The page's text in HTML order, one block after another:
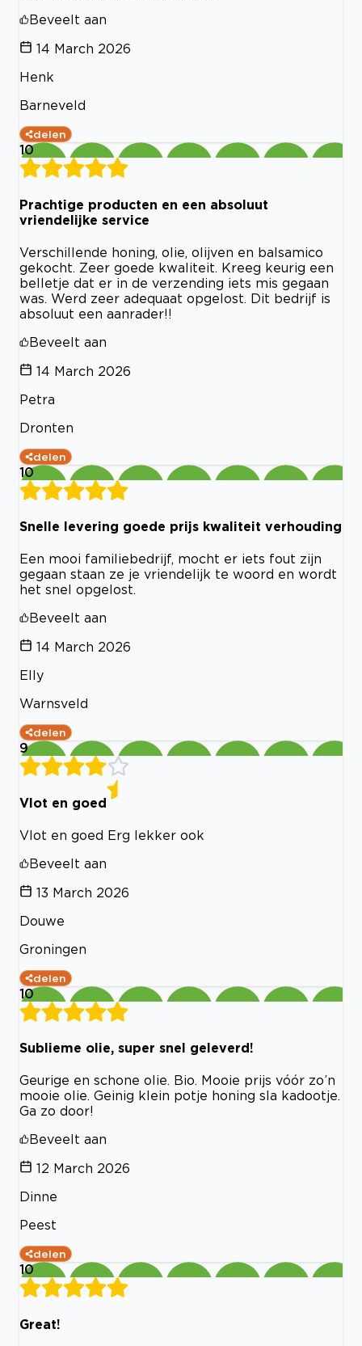
Beveelt aan
14 March 2026
Henk
Barneveld
delen
10
Prachtige producten en een absoluut
vriendelijke service
Verschillende honing, olie, olijven en balsamico
gekocht. Zeer goede kwaliteit. Kreeg keurig een
belletje dat er in de verzending iets mis gegaan
was. Werd zeer adequaat opgelost. Dit bedrijf is
absoluut een aanrader!!
Beveelt aan
14 March 2026
Petra
Dronten
delen
10
Snelle levering goede prijs kwaliteit verhouding
Een mooi familiebedrijf, mocht er iets fout zijn
gegaan staan ze je vriendelijk te woord en wordt
het snel opgelost.
Beveelt aan
14 March 2026
Elly
Warnsveld
delen
9
Vlot en goed
Vlot en goed Erg lekker ook
Beveelt aan
13 March 2026
Douwe
Groningen
delen
10
Sublieme olie, super snel geleverd!
Geurige en schone olie. Bio. Mooie prijs vóór zo’n
mooie olie. Geinig klein potje honing sla kadootje.
Ga zo door!
Beveelt aan
12 March 2026
Dinne
Peest
delen
10
Great!